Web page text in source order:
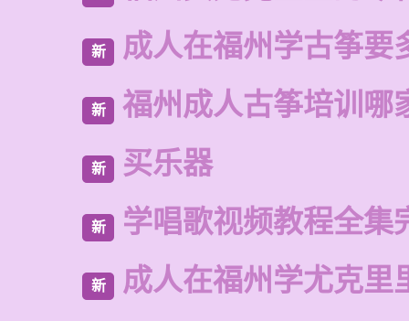
新 成人在福州学古筝要
新 福州成人古筝培训哪
新 买乐器
新 学唱歌视频教程全集
新 成人在福州学尤克里